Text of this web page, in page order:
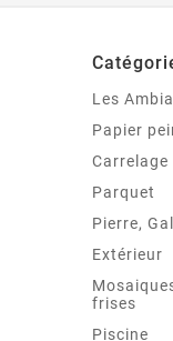
Les
Papier
Carrelage
Parquet
Pierre,
Extérieur
frises
Piscine